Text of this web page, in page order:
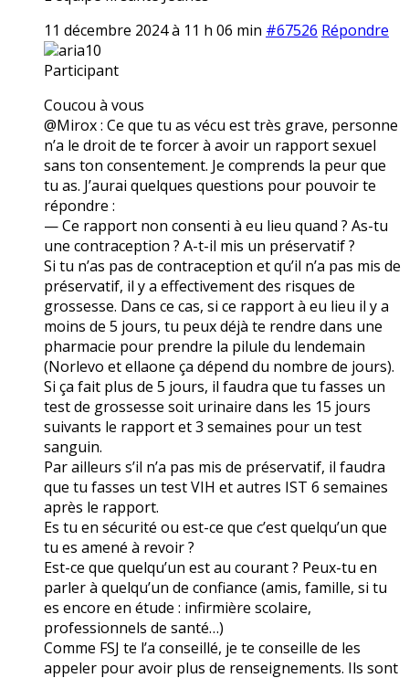
11 décembre 2024 à 11 h 06 min #67526 Répondre
aria10
Participant
Coucou à vous
@Mirox : Ce que tu as vécu est très grave, personne
n’a le droit de te forcer à avoir un rapport sexuel
sans ton consentement. Je comprends la peur que
tu as. J’aurai quelques questions pour pouvoir te
répondre :
— Ce rapport non consenti à eu lieu quand ? As-tu
une contraception ? A-t-il mis un préservatif ?
Si tu n’as pas de contraception et qu’il n’a pas mis de
préservatif, il y a effectivement des risques de
grossesse. Dans ce cas, si ce rapport à eu lieu il y a
moins de 5 jours, tu peux déjà te rendre dans une
pharmacie pour prendre la pilule du lendemain
(Norlevo et ellaone ça dépend du nombre de jours).
Si ça fait plus de 5 jours, il faudra que tu fasses un
test de grossesse soit urinaire dans les 15 jours
suivants le rapport et 3 semaines pour un test
sanguin.
Par ailleurs s’il n’a pas mis de préservatif, il faudra
que tu fasses un test VIH et autres IST 6 semaines
après le rapport.
Es tu en sécurité ou est-ce que c’est quelqu’un que
tu es amené à revoir ?
Est-ce que quelqu’un est au courant ? Peux-tu en
parler à quelqu’un de confiance (amis, famille, si tu
es encore en étude : infirmière scolaire,
professionnels de santé…)
Comme FSJ te l’a conseillé, je te conseille de les
appeler pour avoir plus de renseignements. Ils sont